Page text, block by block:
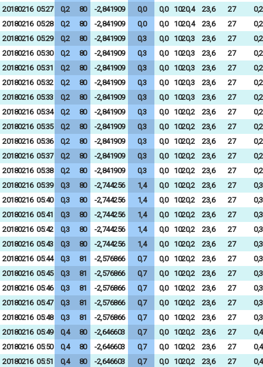
20180216 05:27 0,2 80 -2,841909 0,0 0,0 1020,4 23,6 27
0,2
20180216 05:28 0,2 80 -2,841909 0,0 0,0 1020,4 23,6 27
0,2
20180216 05:29 0,2 80 -2,841909 0,3 0,0 1020,3 23,6 27
0,2
20180216 05:30 0,2 80 -2,841909 0,3 0,0 1020,3 23,6 27
0,2
20180216 05:31 0,2 80 -2,841909 0,3 0,0 1020,3 23,6 27
0,2
20180216 05:32 0,2 80 -2,841909 0,3 0,0 1020,3 23,6 27
0,2
20180216 05:33 0,2 80 -2,841909 0,3 0,0 1020,3 23,6 27
0,2
20180216 05:34 0,2 80 -2,841909 0,3 0,0 1020,2 23,6 27
0,2
20180216 05:35 0,2 80 -2,841909 0,3 0,0 1020,2 23,6 27
0,2
20180216 05:36 0,2 80 -2,841909 0,3 0,0 1020,2 23,6 27
0,2
20180216 05:37 0,2 80 -2,841909 0,3 0,0 1020,2 23,6 27
0,2
20180216 05:38 0,2 80 -2,841909 0,3 0,0 1020,2 23,6 27
0,2
20180216 05:39 0,3 80 -2,744256 1,4 0,0 1020,2 23,6 27
0,3
20180216 05:40 0,3 80 -2,744256 1,4 0,0 1020,2 23,6 27
0,3
20180216 05:41 0,3 80 -2,744256 1,4 0,0 1020,2 23,6 27
0,3
20180216 05:42 0,3 80 -2,744256 1,4 0,0 1020,2 23,6 27
0,3
20180216 05:43 0,3 80 -2,744256 1,4 0,0 1020,2 23,6 27
0,3
20180216 05:44 0,3 81 -2,576866 0,7 0,0 1020,2 23,6 27
0,3
20180216 05:45 0,3 81 -2,576866 0,7 0,0 1020,2 23,6 27
0,3
20180216 05:46 0,3 81 -2,576866 0,7 0,0 1020,2 23,6 27
0,3
20180216 05:47 0,3 81 -2,576866 0,7 0,0 1020,2 23,6 27
0,3
20180216 05:48 0,3 81 -2,576866 0,7 0,0 1020,2 23,6 27
0,3
20180216 05:49 0,4 80 -2,646603 0,7 0,0 1020,2 23,6 27
0,4
20180216 05:50 0,4 80 -2,646603 0,7 0,0 1020,2 23,6 27
0,4
20180216 05:51 0,4 80 -2,646603 0,7 0,0 1020,2 23,6 27
0,4